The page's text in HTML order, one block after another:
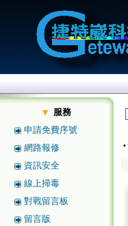
服務
申請免費序號
網路報修
資訊安全
線上掃毒
對戰留言板
留言版
•